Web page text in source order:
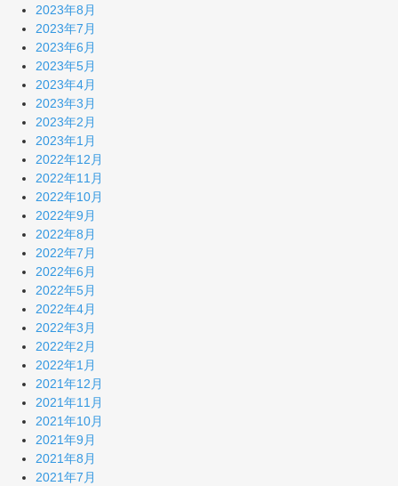
2023年8月
2023年7月
2023年6月
2023年5月
2023年4月
2023年3月
2023年2月
2023年1月
2022年12月
2022年11月
2022年10月
2022年9月
2022年8月
2022年7月
2022年6月
2022年5月
2022年4月
2022年3月
2022年2月
2022年1月
2021年12月
2021年11月
2021年10月
2021年9月
2021年8月
2021年7月